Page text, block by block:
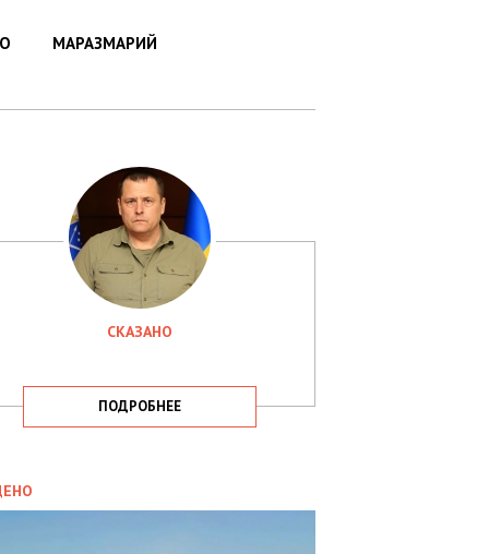
МАРАЗМАРИЙ
СКАЗАНО
ПОДРОБНЕЕ